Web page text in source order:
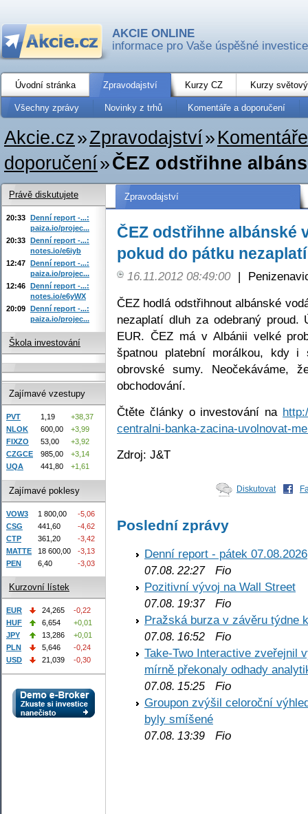
AKCIE ONLINE
informace pro Vaše úspěšné investice
Úvodní stránka Zpravodajství Kurzy CZ Kurzy
Všechny zprávy Novinky z trhů Komentáře a doporučení
Akcie.cz»Zpravodajství»
doporučení»ČEZ odstřihne
Zpravodajství
ČEZ odstřihne albánské
pokud do pátku
16.11.2012 08:49:00 |
ČEZ hodlá odstřihnout albánské
nezaplatí dluh za odebraný
EUR. ČEZ má v Albánii velké
špatnou platební morálkou, kdy
obrovské sumy. Neočekáváme,
obchodování.
Čtěte články o investování na
centralni-banka-zacina-uvolnovat-
Zdroj: J&T
Diskutovat
Poslední zprávy
Denní report - pátek 07.08.2026
07.08. 22:27Fio
Pozitivní vývoj na Wall Street
07.08. 19:37Fio
Pražská burza v závěru týdne
07.08. 16:52 Fio
Take-Two Interactive zveřejnil
mírně překonaly odhady
07.08. 15:25 Fio
Groupon zvýšil celoroční
byly smíšené
07.08. 13:39 Fio
Právě diskutujete
20:33 Denní report -...:
paiza.io/projec...
20:33 Denní report -...:
notes.io/e6iyb
12:47 Denní report -...:
paiza.io/projec...
12:46 Denní report -...:
notes.io/e6yWX
20:09 Denní report -...:
paiza.io/projec...
Škola investování
Zajímavé vzestupy
PVT 1,19
+38,37
NLOK
600,00
+3,99
FIXZO
53,00
+3,92
CZGCE
985,00
+3,14
UQA
441,80 +1,61
Zajímavé poklesy
VOW3 1 800,00
-5,06
CSG
441,60
-4,62
CTP
361,20
-3,42
MATTE
18 600,00
-3,13
PEN
6,40 -3,03
Kurzovní lístek
EUR 24,265
-0,22
HUF
6,654
+0,01
JPY
13,286
+0,01
PLN
5,646
-0,24
USD
21,039 -0,30